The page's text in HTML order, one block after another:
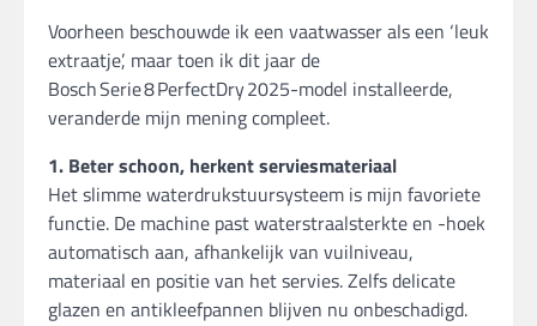
Voorheen beschouwde ik een vaatwasser als een ‘leuk
extraatje’, maar toen ik dit jaar de
Bosch Serie 8 PerfectDry 2025-model installeerde,
veranderde mijn mening compleet.
1. Beter schoon, herkent serviesmateriaal
Het slimme waterdrukstuur­systeem is mijn favoriete
functie. De machine past waterstraalsterkte en -hoek
automatisch aan, afhankelijk van vuilniveau,
materiaal en positie van het servies. Zelfs delicate
glazen en antikleefpannen blijven nu onbeschadigd.